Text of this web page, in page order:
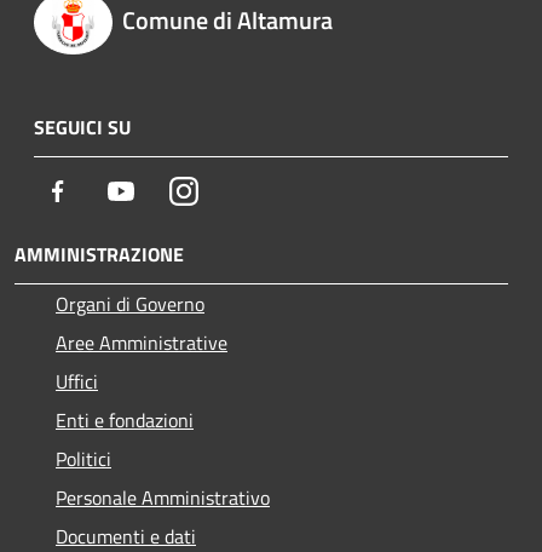
Comune di Altamura
SEGUICI SU
Facebook YoutubeInstagram
AMMINISTRAZIONE
Organi di Governo
Aree Amministrative
Uffici
Enti e fondazioni
Politici
Personale Amministrativo
Documenti e dati